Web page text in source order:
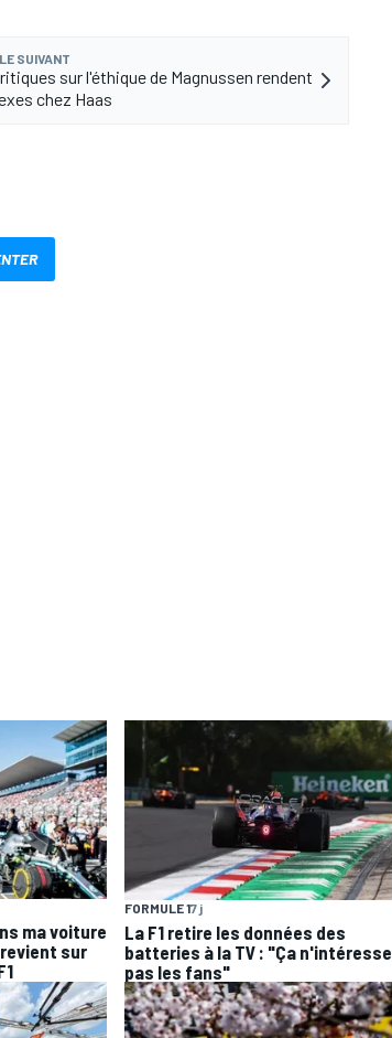
SUIVANT
sur l'éthique de Magnussen rendent
chez Haas
ma voiture
sur
FORMULE 17 j
La F1 retire les données des
batteries à la TV : "Ça n'intéresse
pas les fans"